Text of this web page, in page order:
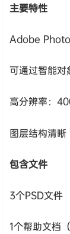
主要特性
Adobe
可通过智能对
高分辨率：
图层结构清晰
包含文件
3个PSD文件
1个帮助文档